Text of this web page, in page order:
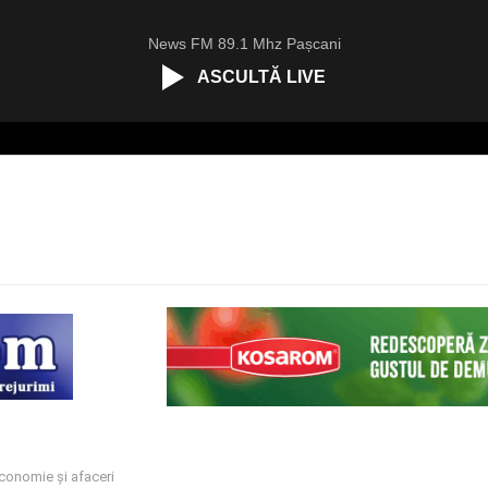
News FM 89.1 Mhz Pașcani
ASCULTĂ LIVE
și afaceri